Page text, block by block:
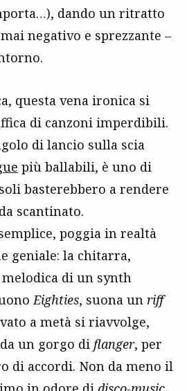
dando un ritratto
negativo e sprezzante –
questa vena ironica si
di canzoni imperdibili.
di lancio sulla scia
più ballabili, è uno di
basterebbero a rendere
scantinato.
poggia in realtà
geniale: la chitarra,
di un synth
Eighties, suona un riff
a metà si riavvolge,
un gorgo di flanger, per
di accordi. Non da meno il